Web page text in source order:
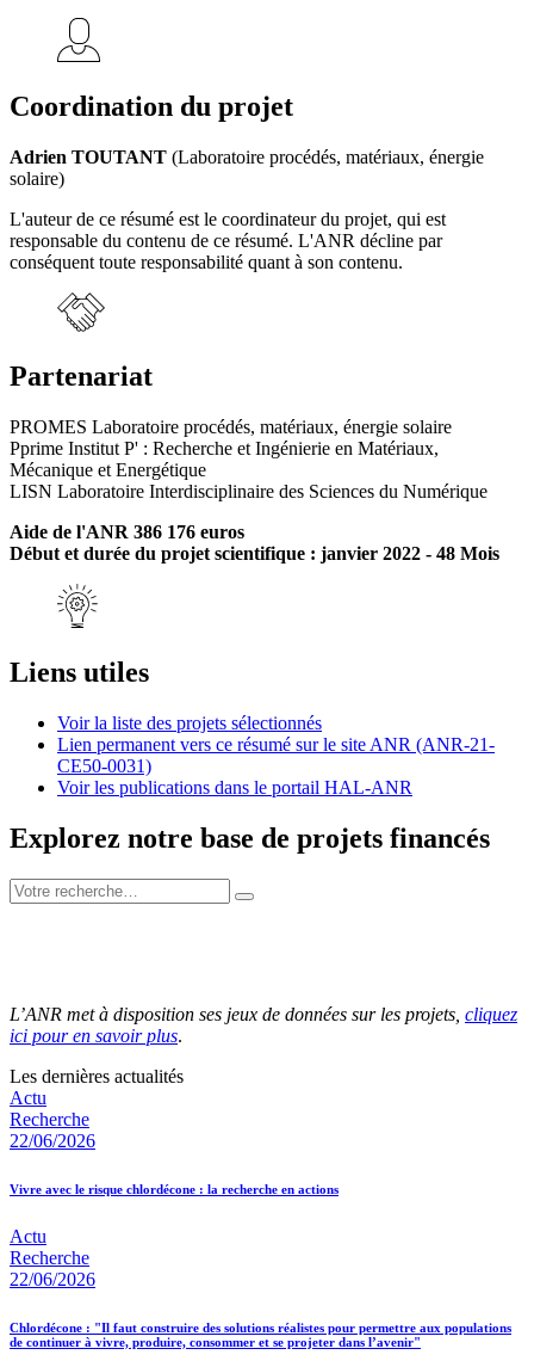
Coordination du projet
Adrien TOUTANT (Laboratoire procédés, matériaux, énergie
solaire)
L'auteur de ce résumé est le coordinateur du projet, qui est
responsable du contenu de ce résumé. L'ANR décline par
conséquent toute responsabilité quant à son contenu.
Partenariat
PROMES Laboratoire procédés, matériaux, énergie solaire
Pprime Institut P' : Recherche et Ingénierie en Matériaux,
Mécanique et Energétique
LISN Laboratoire Interdisciplinaire des Sciences du Numérique
Aide de l'ANR 386 176 euros
Début et durée du projet scientifique : janvier 2022 - 48 Mois
Liens utiles
Voir la liste des projets sélectionnés
Lien permanent vers ce résumé sur le site ANR (ANR-21-
CE50-0031)
Voir les publications dans le portail HAL-ANR
Explorez notre base de projets financés
L’ANR met à disposition ses jeux de données sur les projets, cliquez
ici pour en savoir plus.
Les dernières actualités
Actu
Recherche
22/06/2026
Vivre avec le risque chlordécone : la recherche en actions
Actu
Recherche
22/06/2026
Chlordécone : "Il faut construire des solutions réalistes pour permettre aux populations
de continuer à vivre, produire, consommer et se projeter dans l’avenir"